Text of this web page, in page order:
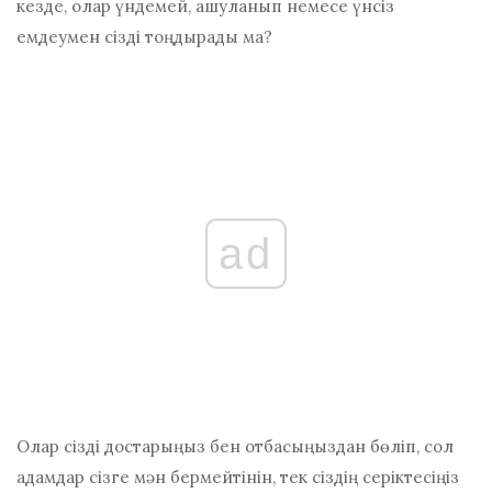
кезде, олар үндемей, ашуланып немесе үнсіз
емдеумен сізді тоңдырады ма?
ad
Олар сізді достарыңыз бен отбасыңыздан бөліп, сол
адамдар сізге мән бермейтінін, тек сіздің серіктесіңіз